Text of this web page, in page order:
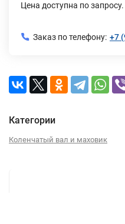
Цена доступна по запросу.
Заказ по телефону: +7
Категории
Коленчатый вал и маховик